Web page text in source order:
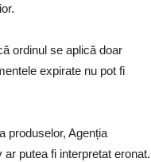
ordinul se aplică doar
expirate nu pot fi
produselor, Agenția
putea fi interpretat eronat.